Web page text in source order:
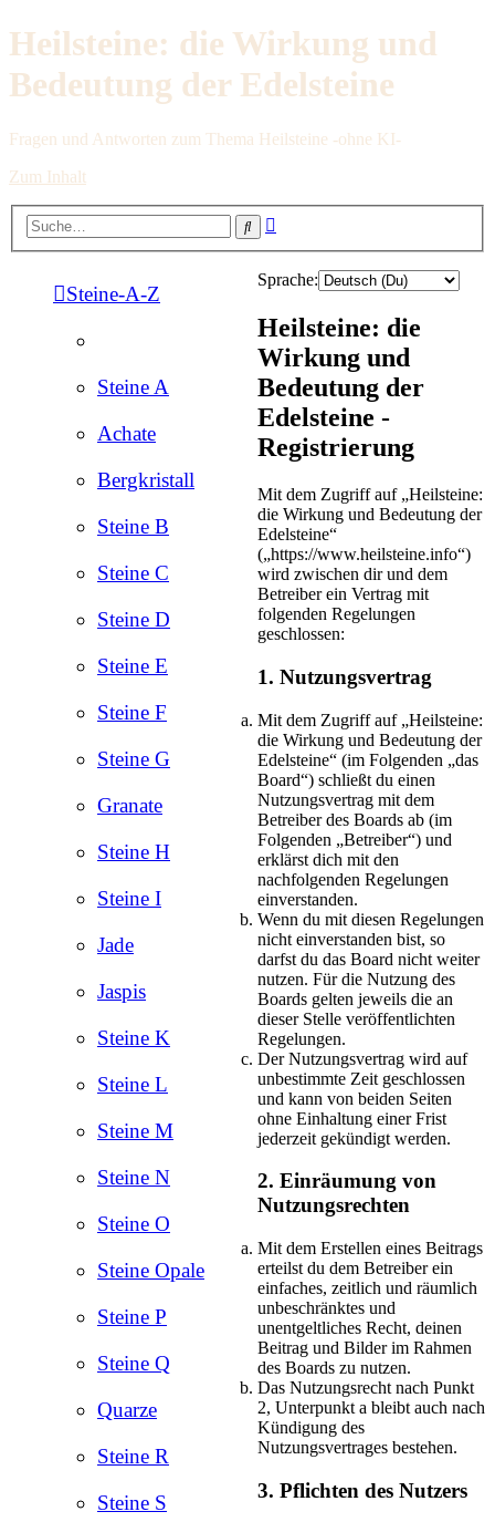
Heilsteine: die Wirkung und
Bedeutung der Edelsteine
Fragen und Antworten zum Thema Heilsteine -ohne KI-
Zum Inhalt
Suche
Steine-A-Z
Steine A
Achate
Bergkristall
Steine B
Steine C
Steine D
Steine E
Steine F
Steine G
Granate
Steine H
Steine I
Jade
Jaspis
Steine K
Steine L
Steine M
Steine N
Steine O
Steine Opale
Steine P
Steine Q
Quarze
Steine R
Steine S
Sprache:
Heilsteine: die
Wirkung und
Bedeutung der
Edelsteine -
Registrierung
Mit dem Zugriff auf „Heilsteine:
die Wirkung und Bedeutung der
Edelsteine“
(„https://www.heilsteine.info“)
wird zwischen dir und dem
Betreiber ein Vertrag mit
folgenden Regelungen
geschlossen:
1. Nutzungsvertrag
Mit dem Zugriff auf „Heilsteine:
die Wirkung und Bedeutung der
Edelsteine“ (im Folgenden „das
Board“) schließt du einen
Nutzungsvertrag mit dem
Betreiber des Boards ab (im
Folgenden „Betreiber“) und
erklärst dich mit den
nachfolgenden Regelungen
einverstanden.
Wenn du mit diesen Regelungen
nicht einverstanden bist, so
darfst du das Board nicht weiter
nutzen. Für die Nutzung des
Boards gelten jeweils die an
dieser Stelle veröffentlichten
Regelungen.
Der Nutzungsvertrag wird auf
unbestimmte Zeit geschlossen
und kann von beiden Seiten
ohne Einhaltung einer Frist
jederzeit gekündigt werden.
2. Einräumung von
Nutzungsrechten
Mit dem Erstellen eines Beitrags
erteilst du dem Betreiber ein
einfaches, zeitlich und räumlich
unbeschränktes und
unentgeltliches Recht, deinen
Beitrag und Bilder im Rahmen
des Boards zu nutzen.
Das Nutzungsrecht nach Punkt
2, Unterpunkt a bleibt auch nach
Kündigung des
Nutzungsvertrages bestehen.
3. Pflichten des Nutzers